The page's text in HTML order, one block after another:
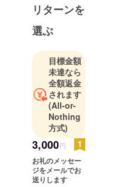
リターンを
選ぶ
目標金額
未達なら
全額返金
されます
(All-or-
Nothing
方式)
3,000円
お礼のメッセー
ジをメールでお
送りします